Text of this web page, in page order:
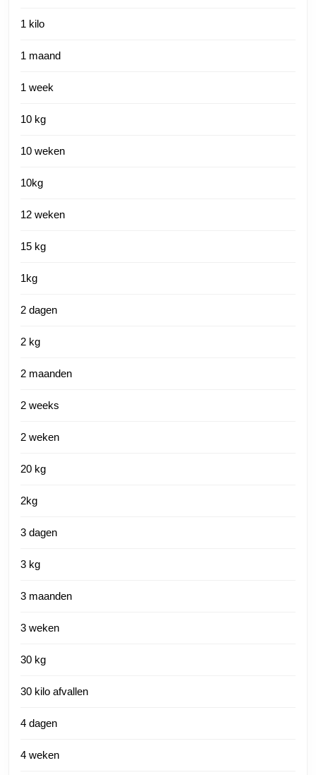
1 kilo
1 maand
1 week
10 kg
10 weken
10kg
12 weken
15 kg
1kg
2 dagen
2 kg
2 maanden
2 weeks
2 weken
20 kg
2kg
3 dagen
3 kg
3 maanden
3 weken
30 kg
30 kilo afvallen
4 dagen
4 weken